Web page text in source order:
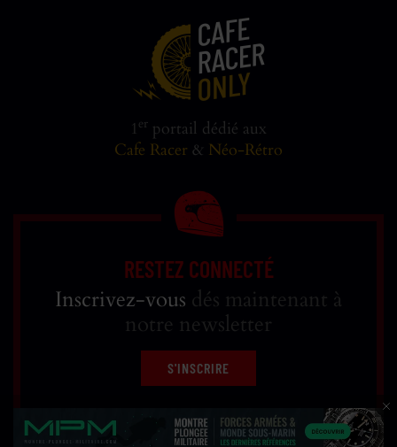
1 er portail dédié aux
Cafe Racer & Néo-Rétro
RESTEZ CONNECTÉ
Inscrivez-vous dés maintenant à
notre newsletter
S'INSCRIRE
Réfléchi, designé et développé parWEB RACER